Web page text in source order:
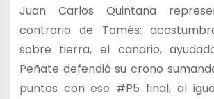
Juan Carlos Quintana
contrario de Tamés:
sobre tierra, el canario,
Peñate defendió su crono
puntos con ese #P5 final, al